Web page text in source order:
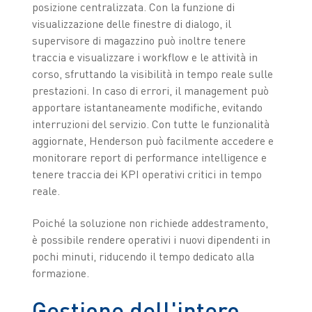
posizione centralizzata. Con la funzione di
visualizzazione delle finestre di dialogo, il
supervisore di magazzino può inoltre tenere
traccia e visualizzare i workflow e le attività in
corso, sfruttando la visibilità in tempo reale sulle
prestazioni. In caso di errori, il management può
apportare istantaneamente modifiche, evitando
interruzioni del servizio. Con tutte le funzionalità
aggiornate, Henderson può facilmente accedere e
monitorare report di performance intelligence e
tenere traccia dei KPI operativi critici in tempo
reale.
Poiché la soluzione non richiede addestramento,
è possibile rendere operativi i nuovi dipendenti in
pochi minuti, riducendo il tempo dedicato alla
formazione.